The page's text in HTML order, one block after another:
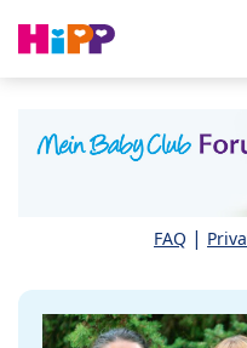
FAQ |